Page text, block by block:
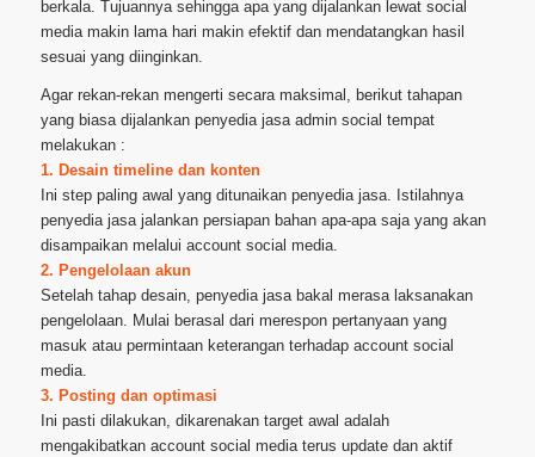
berkala. Tujuannya sehingga apa yang dijalankan lewat social
media makin lama hari makin efektif dan mendatangkan hasil
sesuai yang diinginkan.
Agar rekan-rekan mengerti secara maksimal, berikut tahapan
yang biasa dijalankan penyedia jasa admin social tempat
melakukan :
1. Desain timeline dan konten
Ini step paling awal yang ditunaikan penyedia jasa. Istilahnya
penyedia jasa jalankan persiapan bahan apa-apa saja yang akan
disampaikan melalui account social media.
2. Pengelolaan akun
Setelah tahap desain, penyedia jasa bakal merasa laksanakan
pengelolaan. Mulai berasal dari merespon pertanyaan yang
masuk atau permintaan keterangan terhadap account social
media.
3. Posting dan optimasi
Ini pasti dilakukan, dikarenakan target awal adalah
mengakibatkan account social media terus update dan aktif